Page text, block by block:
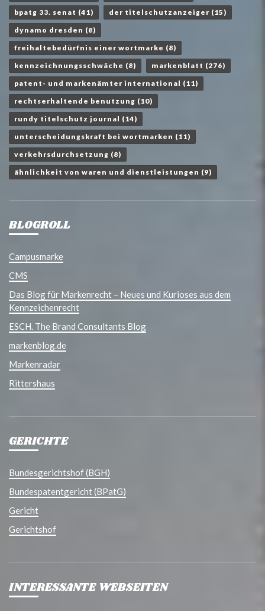
bpatg 33. senat (41) der titelschutzanzeiger (15)
dynamo dresden (8)
freihaltebedürfnis einer wortmarke (8)
kennzeichnungsschwäche (8) markenblatt (276)
patent- und markenämter international (11)
rechtserhaltende benutzung (10)
rundy titelschutz journal (14)
unterscheidungskraft bei wortmarken (11)
verkehrsdurchsetzung (8)
ähnlichkeit von waren und dienstleistungen (9)
BLOGROLL
Campusmarke
CMS
Das Blog für Markenrecht – Neues und Kurioses aus dem
Kennzeichenrecht
ESCH. The Brand Consultants Blog
markenblog.de
Markenradar
Rittershaus
GERICHTE
Bundesgerichtshof (BGH)
Bundespatentgericht (BPatG)
Gericht
Gerichtshof
INTERESSANTE WEBSEITEN